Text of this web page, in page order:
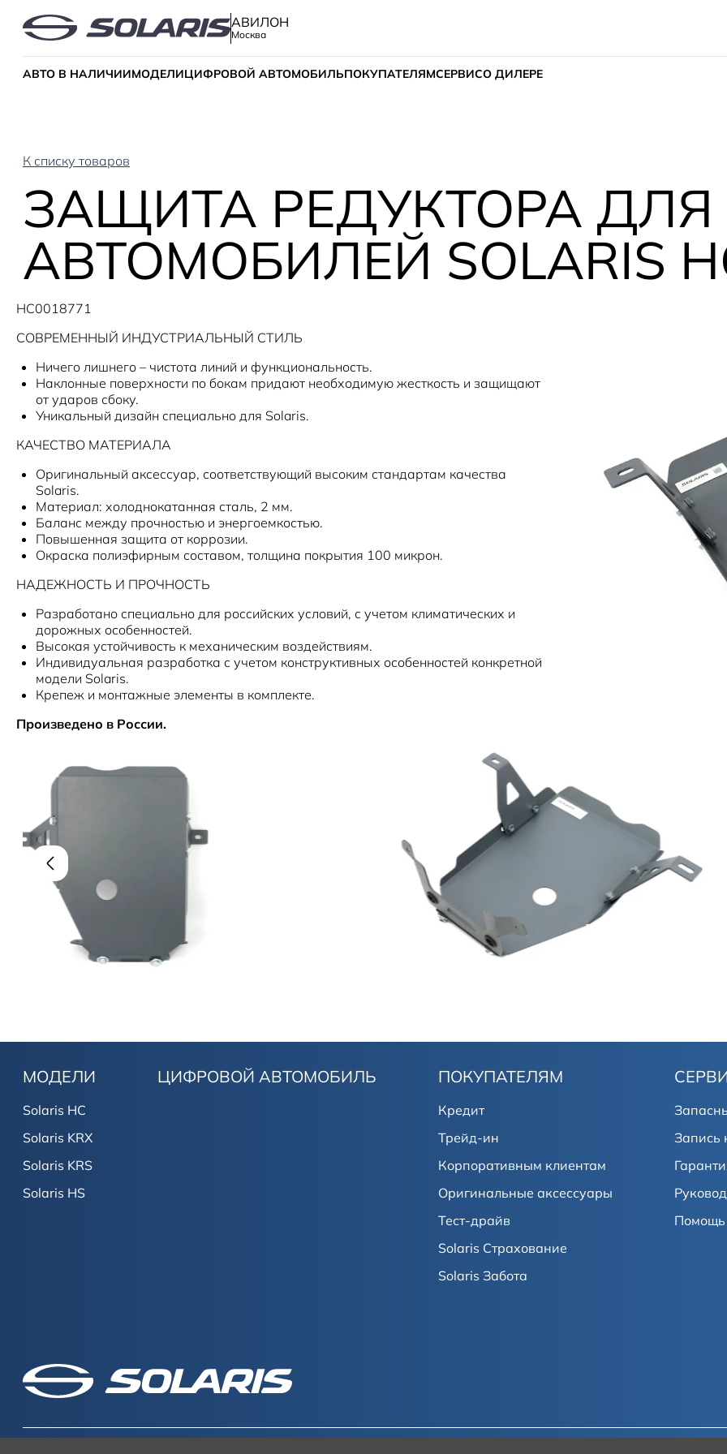
АВИЛОН
Москва
АВТО В НАЛИЧИИМОДЕЛИЦИФРОВОЙ АВТОМОБИЛЬПОКУПАТЕЛЯМСЕРВИСО ДИЛЕРЕ
К списку товаров
ЗАЩИТА РЕДУКТОРА ДЛЯ
АВТОМОБИЛЕЙ SOLARIS
HC0018771
СОВРЕМЕННЫЙ ИНДУСТРИАЛЬНЫЙ СТИЛЬ
Ничего лишнего – чистота линий и функциональность.
Наклонные поверхности по бокам придают необходимую жесткость и защищают
от ударов сбоку.
Уникальный дизайн специально для Solaris.
КАЧЕСТВО МАТЕРИАЛА
Оригинальный аксессуар, соответствующий высоким стандартам качества
Solaris.
Материал: холоднокатанная сталь, 2 мм.
Баланс между прочностью и энергоемкостью.
Повышенная защита от коррозии.
Окраска полиэфирным составом, толщина покрытия 100 микрон.
НАДЕЖНОСТЬ И ПРОЧНОСТЬ
Разработано специально для российских условий, с учетом климатических и
дорожных особенностей.
Высокая устойчивость к механическим воздействиям.
Индивидуальная разработка с учетом конструктивных особенностей конкретной
модели Solaris.
Крепеж и монтажные элементы в комплекте.
Произведено в России.
МОДЕЛИ
Solaris HC
Solaris KRX
Solaris KRS
Solaris HS
ЦИФРОВОЙ АВТОМОБИЛЬ ПОКУПАТЕЛЯМ
Кредит
Трейд-ин
Корпоративным клиентам
Оригинальные аксессуары
Тест-драйв
Solaris Страхование
Solaris Забота
Запись
Помощь